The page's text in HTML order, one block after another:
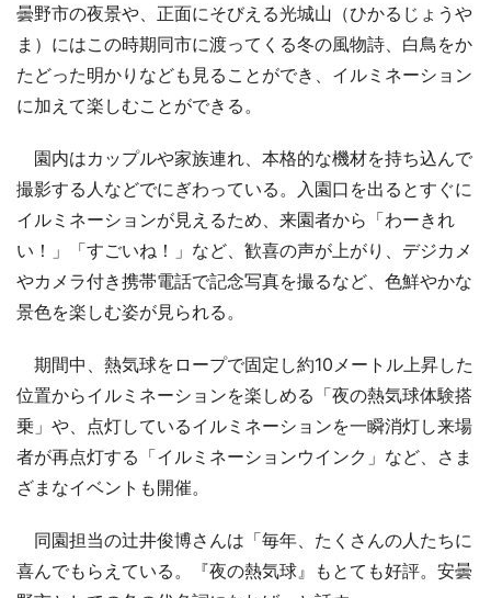
曇野市の夜景や、正面にそびえる光城山（ひかるじょうや
ま）にはこの時期同市に渡ってくる冬の風物詩、白鳥をか
たどった明かりなども見ることができ、イルミネーション
に加えて楽しむことができる。
園内はカップルや家族連れ、本格的な機材を持ち込んで
撮影する人などでにぎわっている。入園口を出るとすぐに
イルミネーションが見えるため、来園者から「わーきれ
い！」「すごいね！」など、歓喜の声が上がり、デジカメ
やカメラ付き携帯電話で記念写真を撮るなど、色鮮やかな
景色を楽しむ姿が見られる。
期間中、熱気球をロープで固定し約10メートル上昇した
位置からイルミネーションを楽しめる「夜の熱気球体験搭
乗」や、点灯しているイルミネーションを一瞬消灯し来場
者が再点灯する「イルミネーションウインク」など、さま
ざまなイベントも開催。
同園担当の辻井俊博さんは「毎年、たくさんの人たちに
喜んでもらえている。『夜の熱気球』もとても好評。安曇